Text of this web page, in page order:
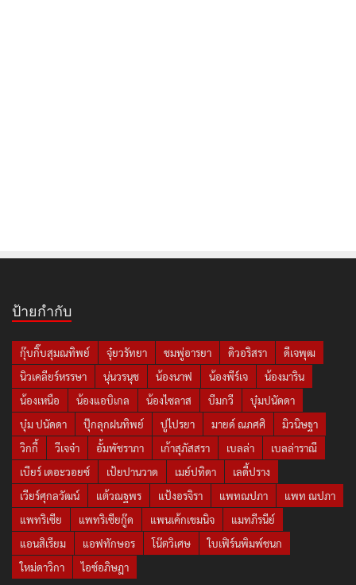
ป้ายกำกับ
กุ๊บกิ๊บสุมณทิพย์ จุ๋ยวรัทยา ชมพู่อารยา ดิวอริสรา
ดีเจพุฒ
นิวเคลียร์หรรษา
นุ่นวรนุช น้องนาฟ น้องพีร์เจ
น้องมาริน
น้องเหนือ
น้องแอบิเกล น้องไซลาส บีมกวี
บุ๋มปนัดดา
บุ๋ม ปนัดดา
ปุ๊กลุกฝนทิพย์ ปูไปรยา มายด์ ณภศศิ
มิวนิษฐา
วิกกี้
วีเจจ๋า อั้มพัชราภา เก้าสุภัสสรา เบลล่า
เบลล่าราณี
เบียร์ เดอะวอยซ์
เป้ยปานวาด เมย์ปทิดา
เลดี้ปราง
เวียร์ศุกลวัฒน์
แต้วณฐพร แป้งอรจิรา แพทณปภา
แพท ณปภา
แพทริเซีย
แพทริเซียกู๊ด แพนเค้กเขมนิจ
แมทภีรนีย์
แอนสิเรียม
แอฟทักษอร โน๊ตวิเศษ
ใบเฟิร์นพิมพ์ชนก
ใหม่ดาวิกา
ไอซ์อภิษฎา